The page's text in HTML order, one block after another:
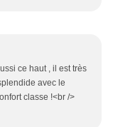
ce haut , il est très
avec le
classe !<br />